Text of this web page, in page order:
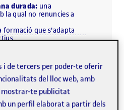
durada: una
la qual no renuncies a
formació que s'adapta
i de tercers per poder-te oferir
del lloc web, amb
te publicitat
un perfil elaborat a partir dels